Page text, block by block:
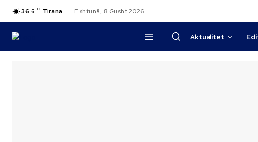
36.6 C Tirana E shtunë, 8 Gusht 2026
Aktualitet